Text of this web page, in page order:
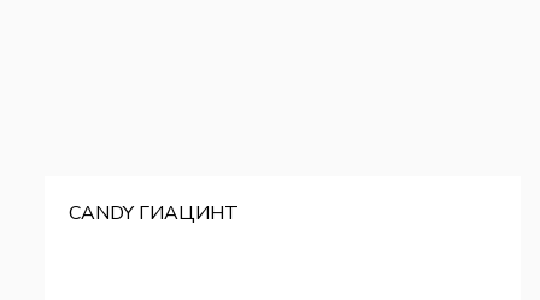
CANDY ГИАЦИНТ